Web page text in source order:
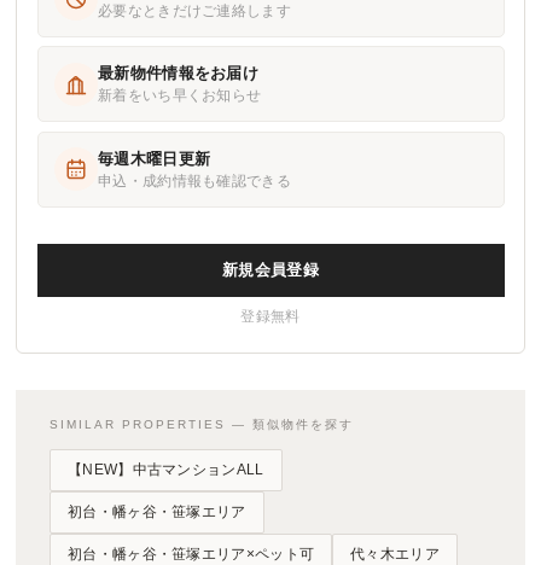
必要なときだけご連絡します
最新物件情報をお届け
新着をいち早くお知らせ
毎週木曜日更新
申込・成約情報も確認できる
新規会員登録
登録無料
SIMILAR PROPERTIES — 類似物件を探す
【NEW】中古マンションALL
初台・幡ヶ谷・笹塚エリア
初台・幡ヶ谷・笹塚エリア×ペット可 代々木エリア